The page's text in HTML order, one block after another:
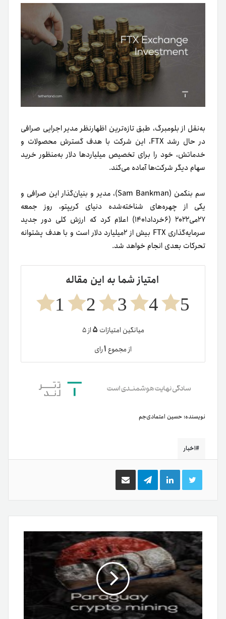
به‌نقل از بلومبرگ، طبق تازه‌ترین اظهارنظر مدیر اجرایی صرافی
در حال رشد FTX، این شرکت با هدف گسترش محصولات و
خدماتش، خود را برای تخصیص میلیاردها دلار به‌منظور خرید
سهام دیگر شرکت‌ها آماده می‌کند.
سم بنکمن (Sam Bankman)، مدیر و بنیان‌گذار این صرافی و
یکی از چهره‌های شناخته‌شده دنیای کریپتو، روز جمعه
۲۷می۲۰۲۲ (۶خرداد۱۴۰۱) اعلام کرد که ارزش کلی دور جدید
سرمایه‌گذاری FTX بیش از ۲‌میلیارد دلار است و با هدف پشتوانه
تحرکات بعدی انجام خواهد شد.
امتیاز شما به این مقاله
5
4
3
2
1
میانگین امتیازات ۵از ۵
از مجموع۱رای
نویسنده: حسین اعتمادی‌جم
اخبار
توییتر لینکدینتلگرام اشتراک
گذاری
ایمیل